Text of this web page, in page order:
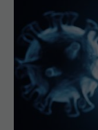
SUA
anti-COVID-